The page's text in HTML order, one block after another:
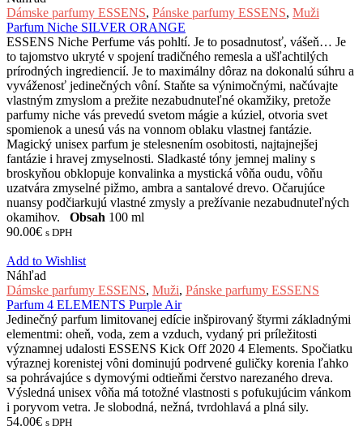
Dámske parfumy ESSENS, Pánske parfumy ESSENS, Muži
Parfum Niche SILVER ORANGE
ESSENS Niche Perfume vás pohltí. Je to posadnutosť, vášeň… Je
to tajomstvo ukryté v spojení tradičného remesla a ušľachtilých
prírodných ingrediencií. Je to maximálny dôraz na dokonalú súhru a
vyváženosť jedinečných vôní. Staňte sa výnimočnými, načúvajte
vlastným zmyslom a prežite nezabudnuteľné okamžiky, pretože
parfumy niche vás prevedú svetom mágie a kúziel, otvoria svet
spomienok a unesú vás na vonnom oblaku vlastnej fantázie.
Magický unisex parfum je stelesnením osobitosti, najtajnejšej
fantázie i hravej zmyselnosti. Sladkasté tóny jemnej maliny s
broskyňou obklopuje konvalinka a mystická vôňa oudu, vôňu
uzatvára zmyselné pižmo, ambra a santalové drevo. Očarujúce
nuansy podčiarkujú vlastné zmysly a prežívanie nezabudnuteľných
okamihov. Obsah 100 ml
90.00€ s DPH
Add to Wishlist
Náhľad
Dámske parfumy ESSENS, Muži, Pánske parfumy ESSENS
Parfum 4 ELEMENTS Purple Air
Jedinečný parfum limitovanej edície inšpirovaný štyrmi základnými
elementmi: oheň, voda, zem a vzduch, vydaný pri príležitosti
významnej udalosti ESSENS Kick Off 2020 4 Elements. Spočiatku
výraznej korenistej vôni dominujú podrvené guličky korenia ľahko
sa pohrávajúce s dymovými odtieňmi čerstvo narezaného dreva.
Výsledná unisex vôňa má totožné vlastnosti s pofukujúcim vánkom
i poryvom vetra. Je slobodná, nežná, tvrdohlavá a plná sily.
54.00€ s DPH